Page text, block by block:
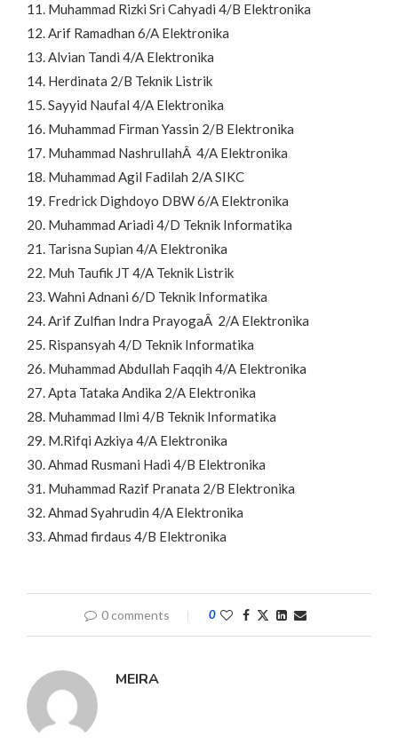
11. Muhammad Rizki Sri Cahyadi 4/B Elektronika
12. Arif Ramadhan 6/A Elektronika
13. Alvian Tandi 4/A Elektronika
14. Herdinata 2/B Teknik Listrik
15. Sayyid Naufal 4/A Elektronika
16. Muhammad Firman Yassin 2/B Elektronika
17. Muhammad NashrullahÂ 4/A Elektronika
18. Muhammad Agil Fadilah 2/A SIKC
19. Fredrick Dighdoyo DBW 6/A Elektronika
20. Muhammad Ariadi 4/D Teknik Informatika
21. Tarisna Supian 4/A Elektronika
22. Muh Taufik JT 4/A Teknik Listrik
23. Wahni Adnani 6/D Teknik Informatika
24. Arif Zulfian Indra PrayogaÂ 2/A Elektronika
25. Rispansyah 4/D Teknik Informatika
26. Muhammad Abdullah Faqqih 4/A Elektronika
27. Apta Tataka Andika 2/A Elektronika
28. Muhammad Ilmi 4/B Teknik Informatika
29. M.Rifqi Azkiya 4/A Elektronika
30. Ahmad Rusmani Hadi 4/B Elektronika
31. Muhammad Razif Pranata 2/B Elektronika
32. Ahmad Syahrudin 4/A Elektronika
33. Ahmad firdaus 4/B Elektronika
0 comments 0
MEIRA